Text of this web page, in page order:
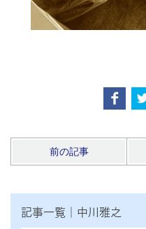
前の記事
記事一覧｜中川雅之